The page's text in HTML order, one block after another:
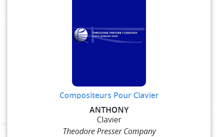
Compositeurs Pour Clavier
ANTHONY
Clavier
Theodore Presser Company